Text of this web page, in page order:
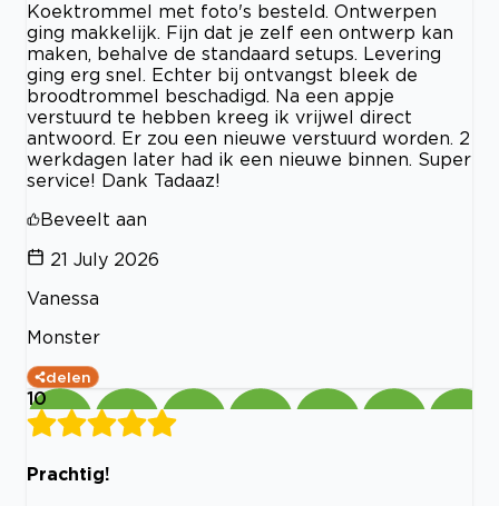
Koektrommel met foto's besteld. Ontwerpen
ging makkelijk. Fijn dat je zelf een ontwerp kan
maken, behalve de standaard setups. Levering
ging erg snel. Echter bij ontvangst bleek de
broodtrommel beschadigd. Na een appje
verstuurd te hebben kreeg ik vrijwel direct
antwoord. Er zou een nieuwe verstuurd worden. 2
werkdagen later had ik een nieuwe binnen. Super
service! Dank Tadaaz!
Beveelt aan
21 July 2026
Vanessa
Monster
delen
10
Prachtig!